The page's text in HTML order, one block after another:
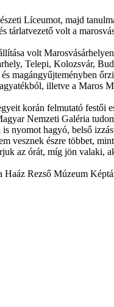
Líceumot, majd
volt a
volt
Telepi, Kolozsvár,
magángyűjteményben
illetve a
korán felmutató
Nemzeti Galéria
nyomot hagyó, belső
vesznek észre többet,
az órát, míg jön valaki,
Rezső Múzeum